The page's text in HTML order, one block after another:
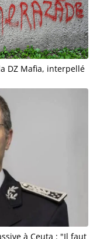
DZ Mafia, interpellé
à Ceuta : "Il faut